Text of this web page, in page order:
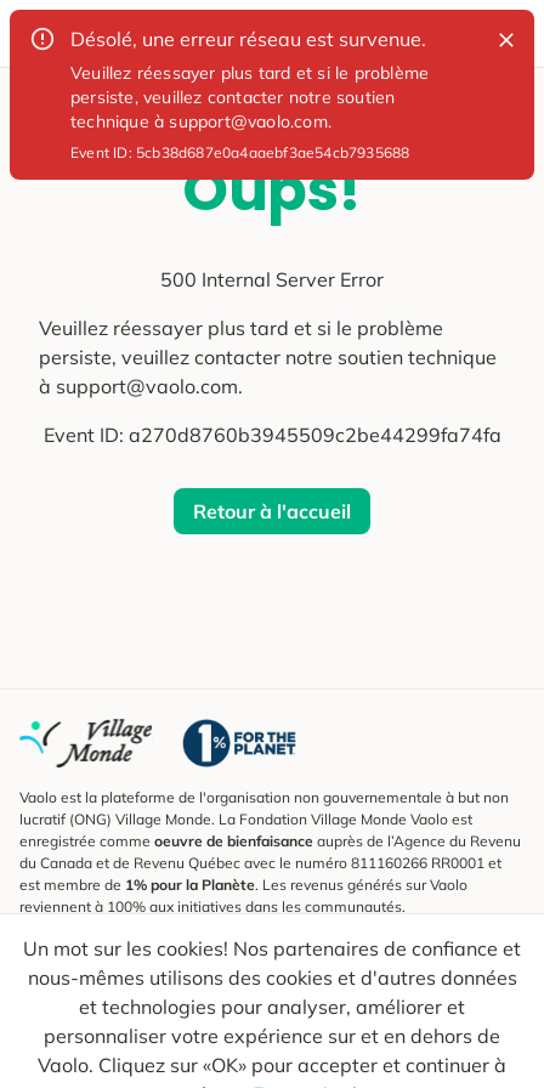
Désolé, une erreur réseau est survenue.
Veuillez réessayer plus tard et si le problème
persiste, veuillez contacter notre soutien
technique à support@vaolo.com.
Event ID: 5cb38d687e0a4aaebf3ae54cb7935688
Oups!
500 Internal Server Error
Veuillez réessayer plus tard et si le problème
persiste, veuillez contacter notre soutien technique
à support@vaolo.com.
Event ID: a270d8760b3945509c2be44299fa74fa
Retour à l'accueil
Un mot sur les cookies! Nos partenaires de confiance et
nous-mêmes utilisons des cookies et d'autres données
et technologies pour analyser, améliorer et
personnaliser votre expérience sur et en dehors de
Vaolo. Cliquez sur «OK» pour accepter et continuer à
Vaolo est la plateforme de l'organisation non gouvernementale à but non
lucratif (ONG) Village Monde. La Fondation Village Monde Vaolo est
enregistrée comme oeuvre de bienfaisance auprès de l’Agence du Revenu
du Canada et de Revenu Québec avec le numéro 811160266 RR0001 et
est membre de 1% pour la Planète. Les revenus générés sur Vaolo
reviennent à 100% aux initiatives dans les communautés.
S'inscrire à l'infolettre
Pour connaître les nouveautés, suivre nos explorateurs et recevoir des
astuces pour des voyages plus conscients.
Ton courriel Envoyer